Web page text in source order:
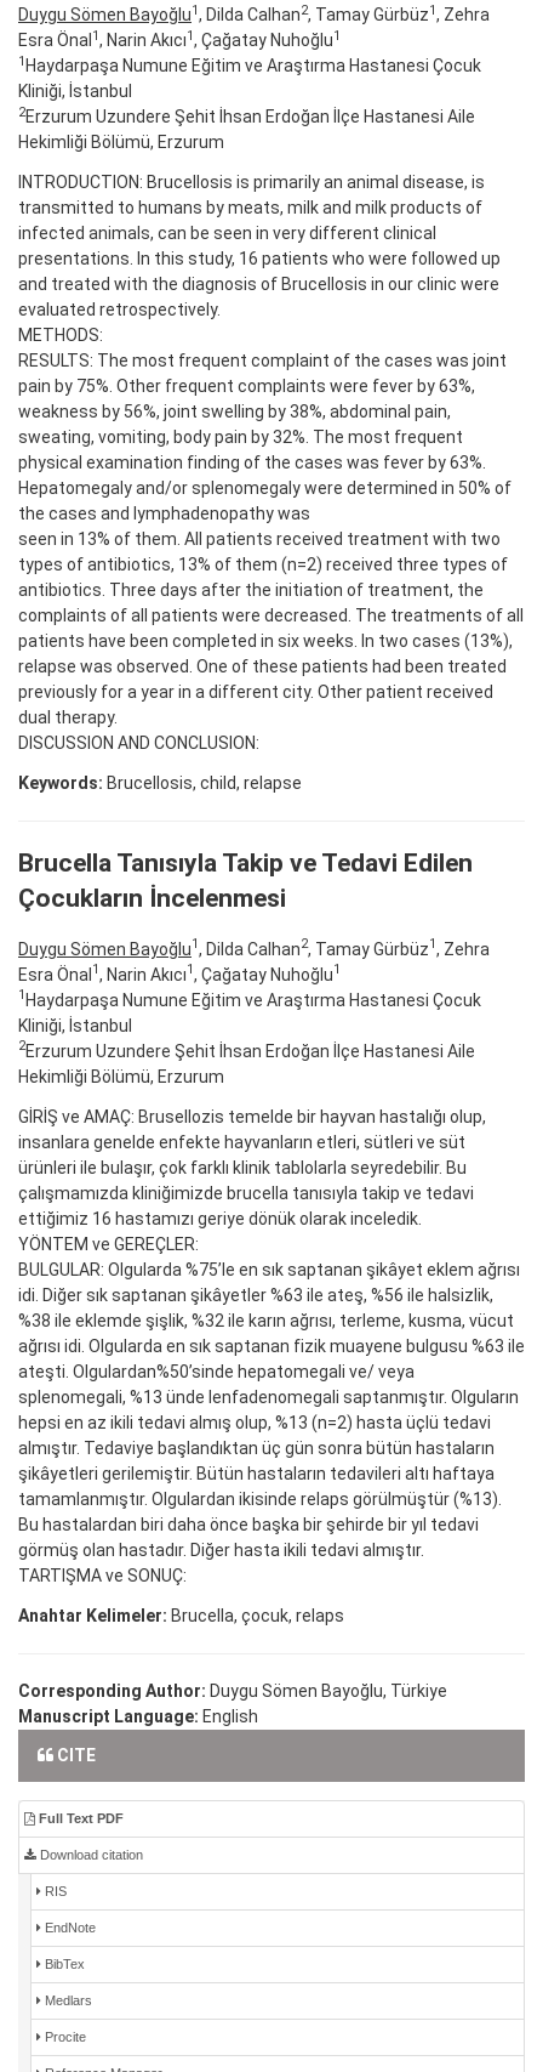
Duygu Sömen Bayoğlu1, Dilda Calhan2, Tamay Gürbüz1, Zehra
Esra Önal 1, Narin Akıcı1, Çağatay Nuhoğlu1
1 Haydarpaşa Numune Eğitim ve Araştırma Hastanesi Çocuk
Kliniği, İstanbul
2Erzurum Uzundere Şehit İhsan Erdoğan İlçe Hastanesi Aile
Hekimliği Bölümü, Erzurum
INTRODUCTION: Brucellosis is primarily an animal disease, is
transmitted to humans by meats, milk and milk products of
infected animals, can be seen in very different clinical
presentations. In this study, 16 patients who were followed up
and treated with the diagnosis of Brucellosis in our clinic were
evaluated retrospectively.
METHODS:
RESULTS: The most frequent complaint of the cases was joint
pain by 75%. Other frequent complaints were fever by 63%,
weakness by 56%, joint swelling by 38%, abdominal pain,
sweating, vomiting, body pain by 32%. The most frequent
physical examination finding of the cases was fever by 63%.
Hepatomegaly and/or splenomegaly were determined in 50% of
the cases and lymphadenopathy was
seen in 13% of them. All patients received treatment with two
types of antibiotics, 13% of them (n=2) received three types of
antibiotics. Three days after the initiation of treatment, the
complaints of all patients were decreased. The treatments of all
patients have been completed in six weeks. In two cases (13%),
relapse was observed. One of these patients had been treated
previously for a year in a different city. Other patient received
dual therapy.
DISCUSSION AND CONCLUSION:
Keywords: Brucellosis, child, relapse
Brucella Tanısıyla Takip ve Tedavi Edilen
Çocukların İncelenmesi
Duygu Sömen Bayoğlu1 , Dilda Calhan2, Tamay Gürbüz1 , Zehra
Esra Önal1 , Narin Akıcı1 , Çağatay Nuhoğlu1
1 Haydarpaşa Numune Eğitim ve Araştırma Hastanesi Çocuk
Kliniği, İstanbul
2Erzurum Uzundere Şehit İhsan Erdoğan İlçe Hastanesi Aile
Hekimliği Bölümü, Erzurum
GİRİŞ ve AMAÇ: Brusellozis temelde bir hayvan hastalığı olup,
insanlara genelde enfekte hayvanların etleri, sütleri ve süt
ürünleri ile bulaşır, çok farklı klinik tablolarla seyredebilir. Bu
çalışmamızda kliniğimizde brucella tanısıyla takip ve tedavi
ettiğimiz 16 hastamızı geriye dönük olarak inceledik.
YÖNTEM ve GEREÇLER:
BULGULAR: Olgularda %75’le en sık saptanan şikâyet eklem ağrısı
idi. Diğer sık saptanan şikâyetler %63 ile ateş, %56 ile halsizlik,
%38 ile eklemde şişlik, %32 ile karın ağrısı, terleme, kusma, vücut
ağrısı idi. Olgularda en sık saptanan fizik muayene bulgusu %63 ile
ateşti. Olgulardan%50’sinde hepatomegali ve/ veya
splenomegali, %13 ünde lenfadenomegali saptanmıştır. Olguların
hepsi en az ikili tedavi almış olup, %13 (n=2) hasta üçlü tedavi
almıştır. Tedaviye başlandıktan üç gün sonra bütün hastaların
şikâyetleri gerilemiştir. Bütün hastaların tedavileri altı haftaya
tamamlanmıştır. Olgulardan ikisinde relaps görülmüştür (%13).
Bu hastalardan biri daha önce başka bir şehirde bir yıl tedavi
görmüş olan hastadır. Diğer hasta ikili tedavi almıştır.
TARTIŞMA ve SONUÇ:
Anahtar Kelimeler: Brucella, çocuk, relaps
Corresponding Author: Duygu Sömen Bayoğlu, Türkiye
Manuscript Language: English
CITE
Full Text PDF
Download citation
RIS
EndNote
BibTex
Medlars
Procite